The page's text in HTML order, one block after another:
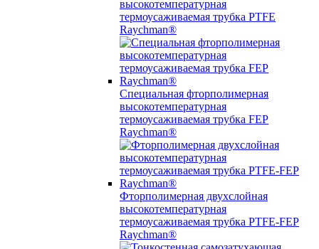
высокотемпературная
термоусаживаемая трубка PTFE
Raychman®
Специальная фторполимерная
высокотемпературная
термоусаживаемая трубка FEP
Raychman®
Фторполимерная двухслойная
высокотемпературная
термоусаживаемая трубка PTFE-FEP
Raychman®